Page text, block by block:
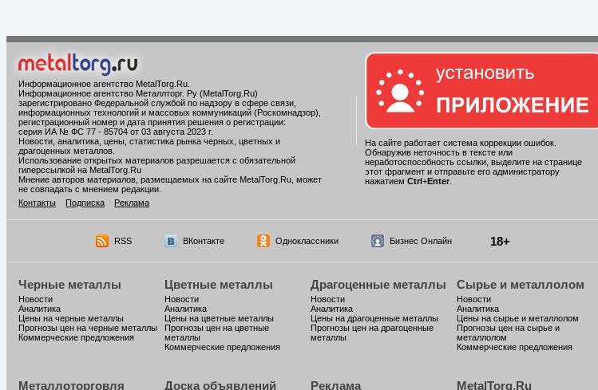
Информационное агентство MetalTorg.Ru
Информационное агентство Металлторг. Ру (MetalTorg.Ru)
зарегистрировано Федеральной службой по надзору в сфере связи,
информационных технологий и массовых коммуникаций (Роскомнадзор),
регистрационный номер и дата принятия решения о регистрации:
серия ИА № ФС 77 - 85704 от 03 августа 2023 г.
Новости, аналитика, цены, статистика рынка черных, цветных и
драгоценных металлов.
Использование открытых материалов разрешается с обязательной
гиперссылкой на MetalTorg.Ru
Мнение авторов материалов, размещаемых на сайте MetalTorg.Ru, может
не совпадать с мнением редакции.
Контакты
Подписка Реклама
На сайте работает система коррекции ошибок.
Обнаружив неточность в тексте или
неработоспособность ссылки, выделите на странице
этот фрагмент и отправьте его администратору
нажатием Ctrl +Enter.
RSS ВКонтакте Одноклассники Бизнес Онлайн 18+
Черные металлы
Новости
Аналитика
Цены на черные металлы
Прогнозы цен на черные металлы
Коммерческие предложения
Цветные металлы
Новости
Аналитика
Цены на цветные металлы
Прогнозы цен на цветные
металлы
Коммерческие предложения
Драгоценные металлы
Новости
Аналитика
Цены на драгоценные металлы
Прогнозы цен на драгоценные
металлы
Сырье и металлолом
Новости
Аналитика
Цены на сырье и металлолом
Прогнозы цен на сырье и
металлолом
Коммерческие предложения
Металлоторговля Доска объявлений Реклама MetalTorg.Ru